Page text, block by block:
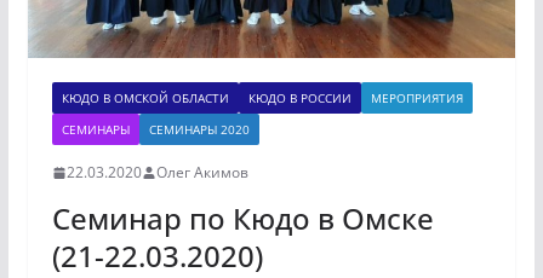
КЮДО В ОМСКОЙ ОБЛАСТИ КЮДО В РОССИИ
МЕРОПРИЯТИЯ
СЕМИНАРЫ
СЕМИНАРЫ 2020
22.03.2020 Олег Акимов
Семинар по Кюдо в Омске
(21-22.03.2020)